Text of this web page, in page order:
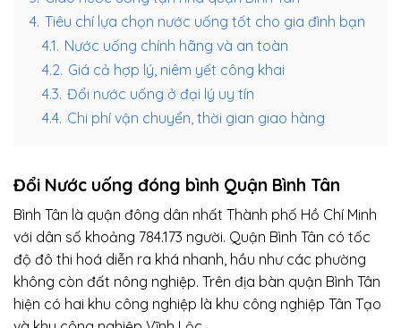
4. Tiêu chí lựa chọn nước uống tốt cho gia đình bạn
4.1. Nước uống chính hãng và an toàn
4.2. Giá cả hợp lý, niêm yết công khai
4.3. Đổi nước uống ở đại lý uy tín
4.4. Chi phí vận chuyển, thời gian giao hàng
Đổi Nước uống đóng bình Quận Bình Tân
Bình Tân là quận đông dân nhất Thành phố Hồ Chí Minh
với dân số khoảng 784.173 người. Quận Bình Tân có tốc
độ đô thi hoá diễn ra khá nhanh, hầu như các phường
không còn đất nông nghiệp. Trên địa bàn quận Bình Tân
hiện có hai khu công nghiệp là khu công nghiệp Tân Tạo